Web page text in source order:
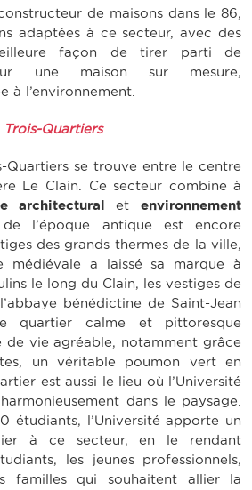
de maisons dans le 86,
adaptées à ce secteur, avec des
façon de tirer parti de
une maison sur mesure,
à l’environnement.
Trois-Quartiers
Quartiers se trouve entre le centre
Le Clain. Ce secteur combine à
architectural et environnement
de l’époque antique est encore
des grands thermes de la ville,
médiévale a laissé sa marque à
le long du Clain, les vestiges de
bénédictine de Saint-Jean
quartier calme et pittoresque
de vie agréable, notamment grâce
un véritable poumon vert en
est aussi le lieu où l’Université
dans le paysage.
étudiants, l’Université apporte un
à ce secteur, en le rendant
les jeunes professionnels,
familles qui souhaitent allier la